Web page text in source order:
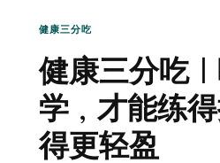
健康三分吃
健康三分吃
学，才能练
得更轻盈